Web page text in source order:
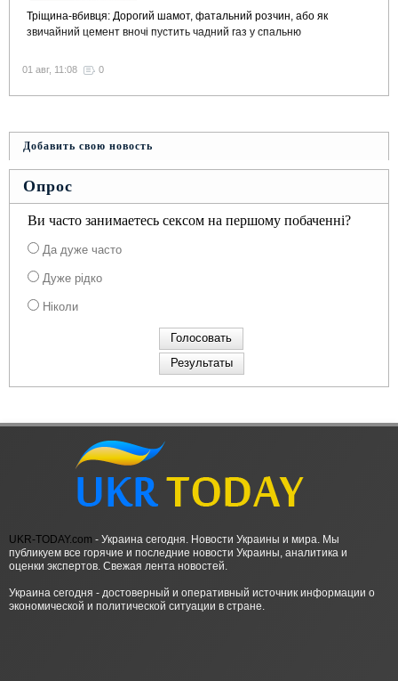
Тріщина-вбивця: Дорогий шамот, фатальний розчин, або як
звичайний цемент вночі пустить чадний газ у спальню
01 авг, 11:08 0
Добавить свою новость
Опрос
Ви часто занимаетесь сексом на першому побаченні?
Да дуже часто
Дуже рідко
Ніколи
UKR-TODAY.com - Украина сегодня. Новости Украины и мира. Мы
публикуем все горячие и последние новости Украины, аналитика и
оценки экспертов. Свежая лента новостей.
Украина сегодня - достоверный и оперативный источник информации о
экономической и политической ситуации в стране.